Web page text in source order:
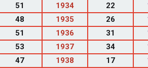
51 1934 22
48 1935 26
51 1936 31
53 1937 34
47 1938 17